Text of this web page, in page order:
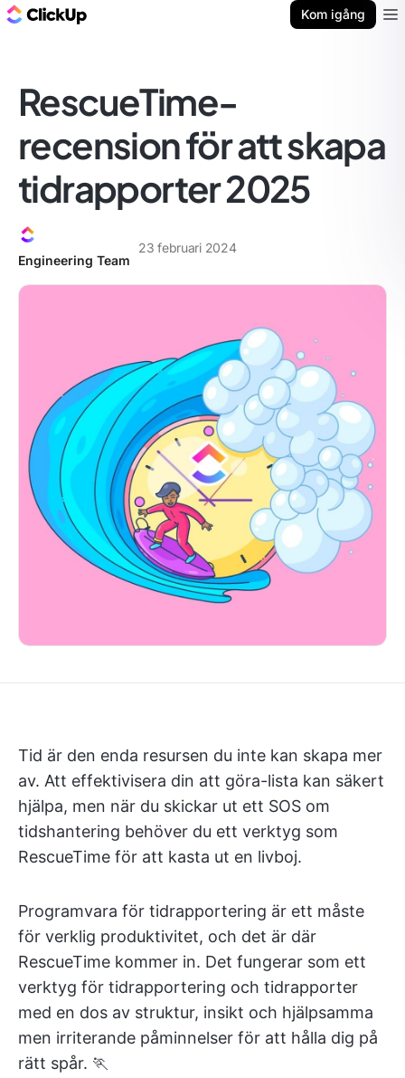
Kom igång
RescueTime-
recension för att skapa
tidrapporter 2025
Engineering Team
23 februari 2024
Tid är den enda resursen du inte kan skapa mer
av. Att effektivisera din att göra-lista kan säkert
hjälpa, men när du skickar ut ett SOS om
tidshantering behöver du ett verktyg som
RescueTime för att kasta ut en livboj.
Programvara för tidrapportering är ett måste
för verklig produktivitet, och det är där
RescueTime kommer in. Det fungerar som ett
verktyg för tidrapportering och tidrapporter
med en dos av struktur, insikt och hjälpsamma
men irriterande påminnelser för att hålla dig på
rätt spår. 🏃